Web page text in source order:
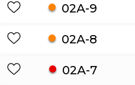
02А-9
02А-8
02А-7